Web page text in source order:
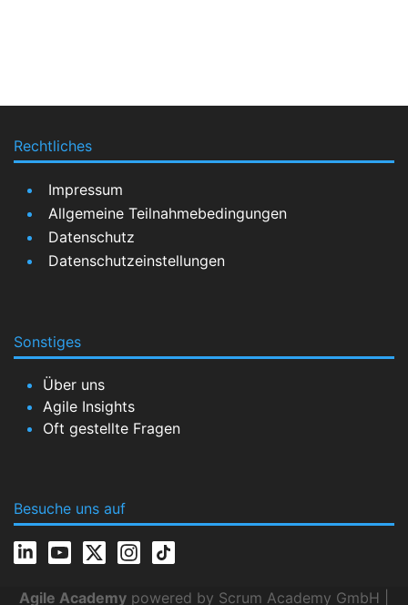
Rechtliches
Impressum
Allgemeine Teilnahmebedingungen
Datenschutz
Datenschutzeinstellungen
Sonstiges
Über uns
Agile Insights
Oft gestellte Fragen
Besuche uns auf
Agile Academy powered by Scrum Academy GmbH |